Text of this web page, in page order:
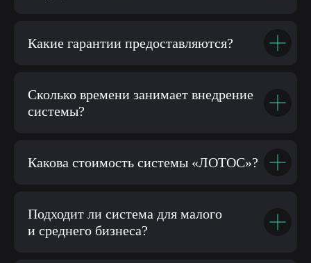
Какие гарантии предоставляются?
Сколько времени занимает внедрение
системы?
Какова стоимость системы «ЛОТОС»?
Подходит ли система для малого
и среднего бизнеса?